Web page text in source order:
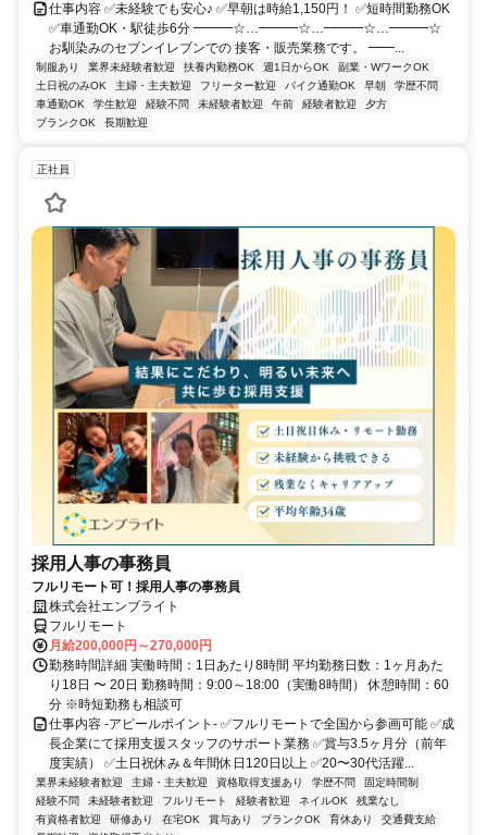
仕事内容 ✅未経験でも安心♪ ✅早朝は時給1,150円！ ✅短時間勤務OK
✅車通勤OK・駅徒歩6分 ━━━☆…━━━☆…━━━☆…━━━☆
お馴染みのセブンイレブンでの 接客・販売業務です。 ━━...
制服あり 業界未経験者歓迎 扶養内勤務OK 週1日からOK
副業・WワークOK
土日祝のみOK
主婦・主夫歓迎 フリーター歓迎 バイク通勤OK 早朝
学歴不問
車通勤OK
学生歓迎 経験不問 未経験者歓迎 午前 経験者歓迎
夕方
ブランクOK
長期歓迎
正社員
採用人事の事務員
フルリモート可！採用人事の事務員
株式会社エンブライト
フルリモート
月給200,000円～270,000円
勤務時間詳細 実働時間：1日あたり8時間 平均勤務日数：1ヶ月あた
り18日 〜 20日 勤務時間：9:00～18:00（実働8時間） 休憩時間：60
分 ※時短勤務も相談可
仕事内容 -アピールポイント- ✅フルリモートで全国から参画可能 ✅成
長企業にて採用支援スタッフのサポート業務 ✅賞与3.5ヶ月分（前年
度実績） ✅土日祝休み＆年間休日120日以上 ✅20〜30代活躍...
業界未経験者歓迎 主婦・主夫歓迎 資格取得支援あり 学歴不問
固定時間制
経験不問
未経験者歓迎 フルリモート 経験者歓迎 ネイルOK
残業なし
有資格者歓迎
研修あり 在宅OK 賞与あり ブランクOK 育休あり
交通費支給